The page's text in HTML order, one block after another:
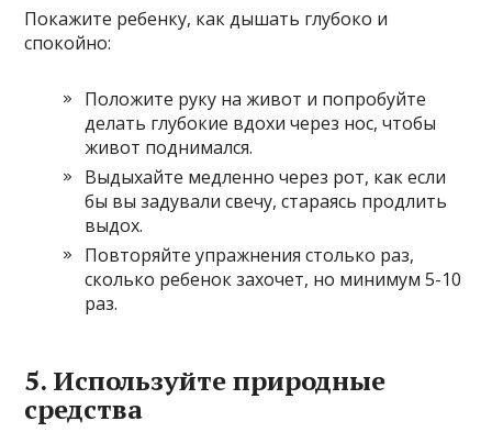
Покажите ребенку, как дышать глубоко и
спокойно:
Положите руку на живот и попробуйте
делать глубокие вдохи через нос, чтобы
живот поднимался.
Выдыхайте медленно через рот, как если
бы вы задували свечу, стараясь продлить
выдох.
Повторяйте упражнения столько раз,
сколько ребенок захочет, но минимум 5-10
раз.
5. Используйте природные
средства